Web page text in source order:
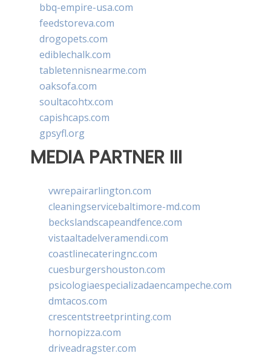
bbq-empire-usa.com
feedstoreva.com
drogopets.com
ediblechalk.com
tabletennisnearme.com
oaksofa.com
soultacohtx.com
capishcaps.com
gpsyfl.org
MEDIA PARTNER III
vwrepairarlington.com
cleaningservicebaltimore-md.com
beckslandscapeandfence.com
vistaaltadelveramendi.com
coastlinecateringnc.com
cuesburgershouston.com
psicologiaespecializadaencampeche.com
dmtacos.com
crescentstreetprinting.com
hornopizza.com
driveadragster.com